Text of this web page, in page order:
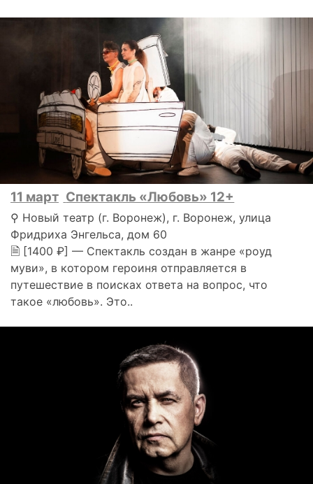
11 март Спектакль «Любовь» 12+
⚲ Новый театр (г. Воронеж), г. Воронеж, улица
Фридриха Энгельса, дом 60
🗎 [1400 ₽] — Спектакль создан в жанре «роуд
муви», в котором героиня отправляется в
путешествие в поисках ответа на вопрос, что
такое «любовь». Это..